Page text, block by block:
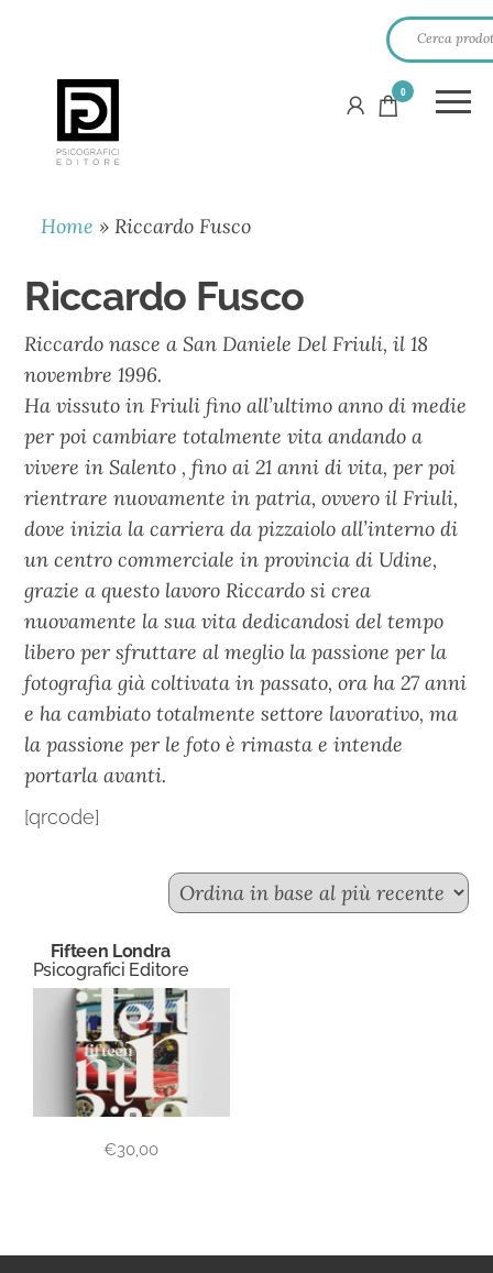
PSICOGRAFICI
EDITORE
0
Home »Riccardo Fusco
Riccardo Fusco
Riccardo nasce a San Daniele Del Friuli, il 18
novembre 1996.
Ha vissuto in Friuli fino all’ultimo anno di medie
per poi cambiare totalmente vita andando a
vivere in Salento , fino ai 21 anni di vita, per poi
rientrare nuovamente in patria, ovvero il Friuli,
dove inizia la carriera da pizzaiolo all’interno di
un centro commerciale in provincia di Udine,
grazie a questo lavoro Riccardo si crea
nuovamente la sua vita dedicandosi del tempo
libero per sfruttare al meglio la passione per la
fotografia già coltivata in passato, ora ha 27 anni
e ha cambiato totalmente settore lavorativo, ma
la passione per le foto è rimasta e intende
portarla avanti.
[qrcode]
Fifteen Londra
Psicografici Editore
€30,00